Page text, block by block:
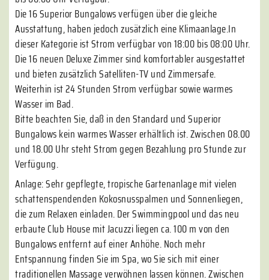
Die 16 Superior Bungalows verfügen über die gleiche
Ausstattung, haben jedoch zusätzlich eine Klimaanlage.In
dieser Kategorie ist Strom verfügbar von 18:00 bis 08:00 Uhr.
Die 16 neuen Deluxe Zimmer sind komfortabler ausgestattet
und bieten zusätzlich Satelliten-TV und Zimmersafe.
Weiterhin ist 24 Stunden Strom verfügbar sowie warmes
Wasser im Bad.
Bitte beachten Sie, daß in den Standard und Superior
Bungalows kein warmes Wasser erhältlich ist. Zwischen 08.00
und 18.00 Uhr steht Strom gegen Bezahlung pro Stunde zur
Verfügung.
Anlage: Sehr gepflegte, tropische Gartenanlage mit vielen
schattenspendenden Kokosnusspalmen und Sonnenliegen,
die zum Relaxen einladen. Der Swimmingpool und das neu
erbaute Club House mit Jacuzzi liegen ca. 100 m von den
Bungalows entfernt auf einer Anhöhe. Noch mehr
Entspannung finden Sie im Spa, wo Sie sich mit einer
traditionellen Massage verwöhnen lassen können. Zwischen